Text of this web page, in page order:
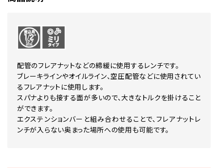
配管のフレアナットなどの締緩に使用するレンチです。
ブレーキラインやオイルライン、空圧配管などに使用されてい
るフレアナットに使用します。
スパナよりも接する面が多いので、大きなトルクを掛けること
ができます。
エクステンションバーと組み合わせることで、フレアナットレ
ンチが入らない奥まった場所への使用も可能です。